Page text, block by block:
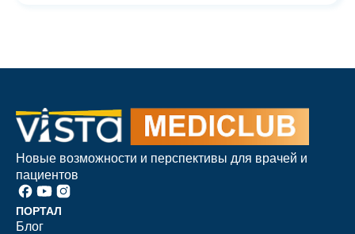
Новые возможности и перспективы для врачей и
пациентов
ПОРТАЛ
Блог